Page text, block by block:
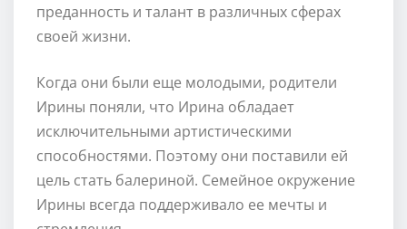
преданность и талант в различных сферах
своей жизни.
Когда они были еще молодыми, родители
Ирины поняли, что Ирина обладает
исключительными артистическими
способностями. Поэтому они поставили ей
цель стать балериной. Семейное окружение
Ирины всегда поддерживало ее мечты и